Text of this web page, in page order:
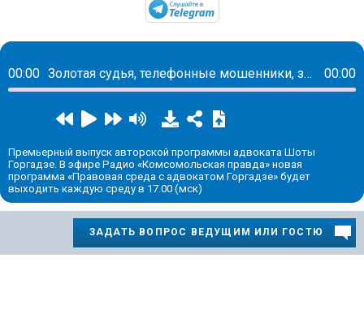
00:00 Золотая судья, телефонные мошенники, запрет рекламы тарологов 00:00
Премьерный выпуск авторской программы адвоката Шоты
Горгадзе. В эфире Радио «Комсомольская правда» новая
программа «Правовая среда с адвокатом Горгадзе» будет
выходить каждую среду в 17.00 (мск)
ЗАДАТЬ ВОПРОС ВЕДУЩИМ ИЛИ ГОСТЮ